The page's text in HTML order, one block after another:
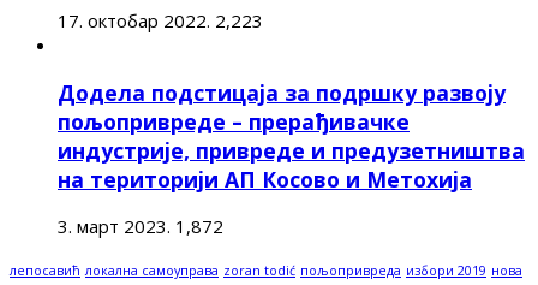
17. октобар 2022. 2,223
Додела подстицаја за подршку развоју
пољопривреде – прерађивачке
индустрије, привреде и предузетништва
на територији АП Косово и Метохија
3. март 2023. 1,872
лепосавић локална самоуправа zoran todić пољопривреда избори 2019 нова